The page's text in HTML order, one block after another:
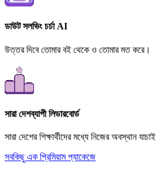
ডাউট সলভিং চর্চা AI
উত্তর দিবে তোমার বই থেকে ও তোমার মত করে।
সারা দেশব্যাপী লিডারবোর্ড
সারা দেশের শিক্ষার্থীদের মধ্যে নিজের অবস্থান যাচাই
সবকিছু এক প্রিমিয়াম প্যাকেজে